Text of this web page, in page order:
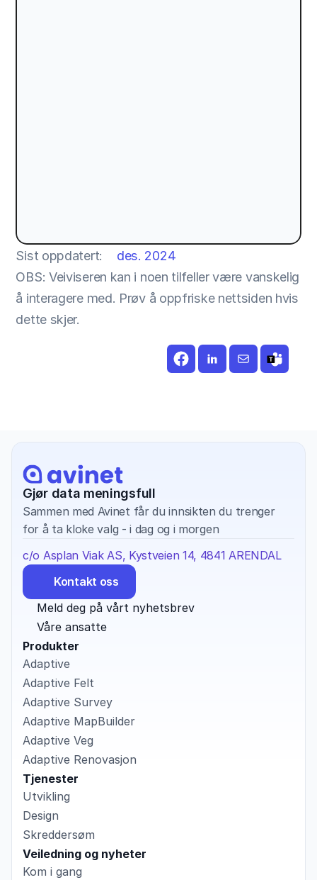
Sist oppdatert:
des. 2024
OBS: Veiviseren kan i noen tilfeller være vanskelig
å interagere med. Prøv å oppfriske nettsiden hvis
dette skjer.
Gjør data meningsfull
Sammen med Avinet får du innsikten du trenger
for å ta kloke valg - i dag og i morgen
c/o Asplan Viak AS, Kystveien 14, 4841 ARENDAL
Kontakt oss
Meld deg på vårt nyhetsbrev
Våre ansatte
Produkter
Adaptive
Adaptive Felt
Adaptive Survey
Adaptive MapBuilder
Adaptive Veg
Adaptive Renovasjon
Tjenester
Utvikling
Design
Skreddersøm
Veiledning og nyheter
Kom i gang